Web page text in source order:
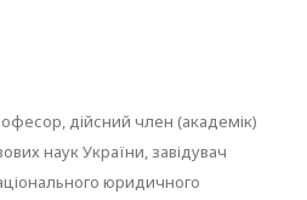
дійсний член (академік)
наук України, завідувач
юридичного